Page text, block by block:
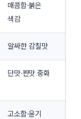
매콤함·붉은
색감
알싸한 감칠맛
단맛·짠맛 중화
고소함·윤기